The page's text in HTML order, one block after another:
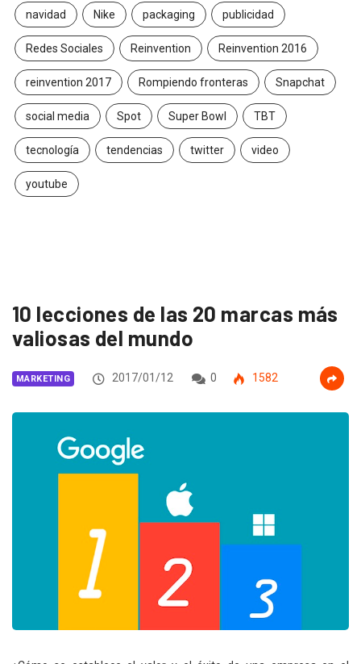
navidad Nike packaging publicidad
Redes Sociales Reinvention Reinvention 2016
reinvention 2017 Rompiendo fronteras Snapchat
social media Spot Super Bowl TBT
tecnología tendencias twitter video
youtube
10 lecciones de las 20 marcas más
valiosas del mundo
MARKETING 2017/01/12 0 1582